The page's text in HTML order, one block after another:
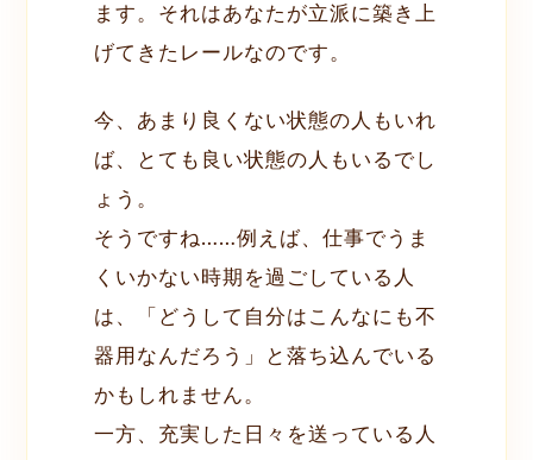
ます。それはあなたが立派に築き上
げてきたレールなのです。
今、あまり良くない状態の人もいれ
ば、とても良い状態の人もいるでし
ょう。
そうですね……例えば、仕事でうま
くいかない時期を過ごしている人
は、「どうして自分はこんなにも不
器用なんだろう」と落ち込んでいる
かもしれません。
一方、充実した日々を送っている人